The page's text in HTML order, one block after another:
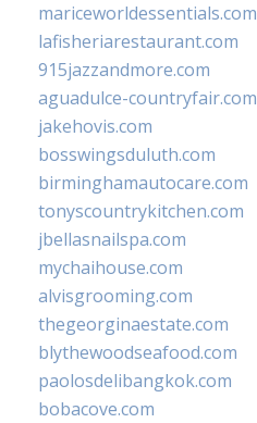
mariceworldessentials.com
lafisheriarestaurant.com
915jazzandmore.com
aguadulce-countryfair.com
jakehovis.com
bosswingsduluth.com
birminghamautocare.com
tonyscountrykitchen.com
jbellasnailspa.com
mychaihouse.com
alvisgrooming.com
thegeorginaestate.com
blythewoodseafood.com
paolosdelibangkok.com
bobacove.com